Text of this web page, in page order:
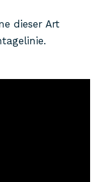
dieser Art